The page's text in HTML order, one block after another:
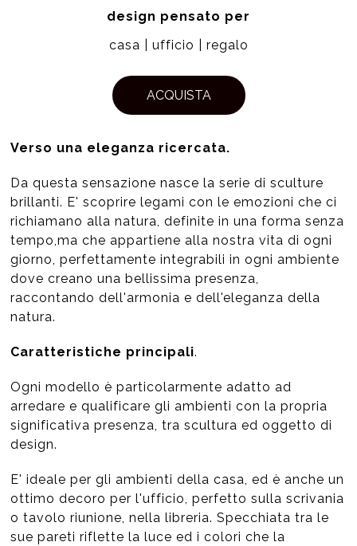
design pensato per
casa | ufficio | regalo
ACQUISTA
Verso una eleganza ricercata.
Da questa sensazione nasce la serie di sculture
brillanti. E' scoprire legami con le emozioni che ci
richiamano alla natura, definite in una forma senza
tempo,ma che appartiene alla nostra vita di ogni
giorno, perfettamente integrabili in ogni ambiente
dove creano una bellissima presenza,
raccontando dell'armonia e dell'eleganza della
natura.
Caratteristiche principali.
Ogni modello è particolarmente adatto ad
arredare e qualificare gli ambienti con la propria
significativa presenza, tra scultura ed oggetto di
design.
E' ideale per gli ambienti della casa, ed è anche un
ottimo decoro per l'ufficio, perfetto sulla scrivania
o tavolo riunione, nella libreria. Specchiata tra le
sue pareti riflette la luce ed i colori che la